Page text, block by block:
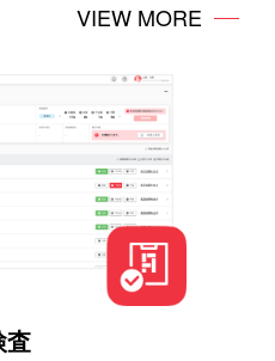
VIEW MORE
査